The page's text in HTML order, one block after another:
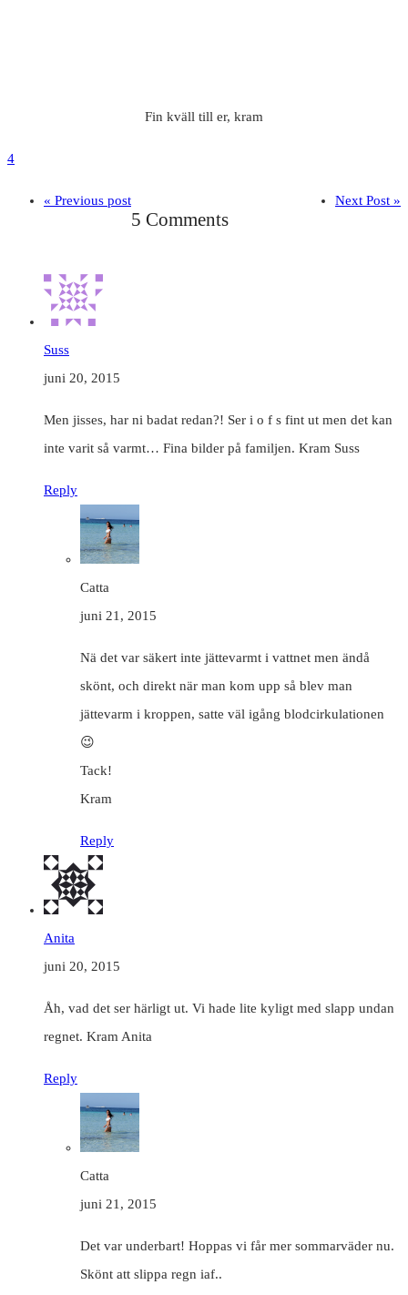
Fin kväll till er, kram
4
« Previous post Next Post »
5 Comments
Suss
juni 20, 2015
Men jisses, har ni badat redan?! Ser i o f s fint ut men det kan
inte varit så varmt… Fina bilder på familjen. Kram Suss
Reply
Catta
juni 21, 2015
Nä det var säkert inte jättevarmt i vattnet men ändå
skönt, och direkt när man kom upp så blev man
jättevarm i kroppen, satte väl igång blodcirkulationen
😉
Tack!
Kram
Reply
Anita
juni 20, 2015
Åh, vad det ser härligt ut. Vi hade lite kyligt med slapp undan
regnet. Kram Anita
Reply
Catta
juni 21, 2015
Det var underbart! Hoppas vi får mer sommarväder nu.
Skönt att slippa regn iaf..